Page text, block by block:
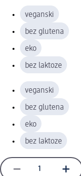
veganski
bez glutena
eko
bez laktoze
veganski
bez glutena
eko
bez laktoze